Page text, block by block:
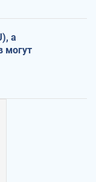
а
могут